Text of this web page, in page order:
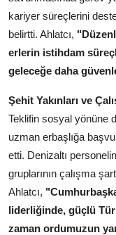
kariyer süreçlerini
belirtti. Ahlatcı,
erlerin istihdam
geleceğe daha
Şehit Yakınları ve
Teklifin sosyal yönüne
uzman erbaşlığa
etti. Denizaltı
gruplarının çalışma
Ahlatcı,
liderliğinde, güçlü
zaman ordumuzun